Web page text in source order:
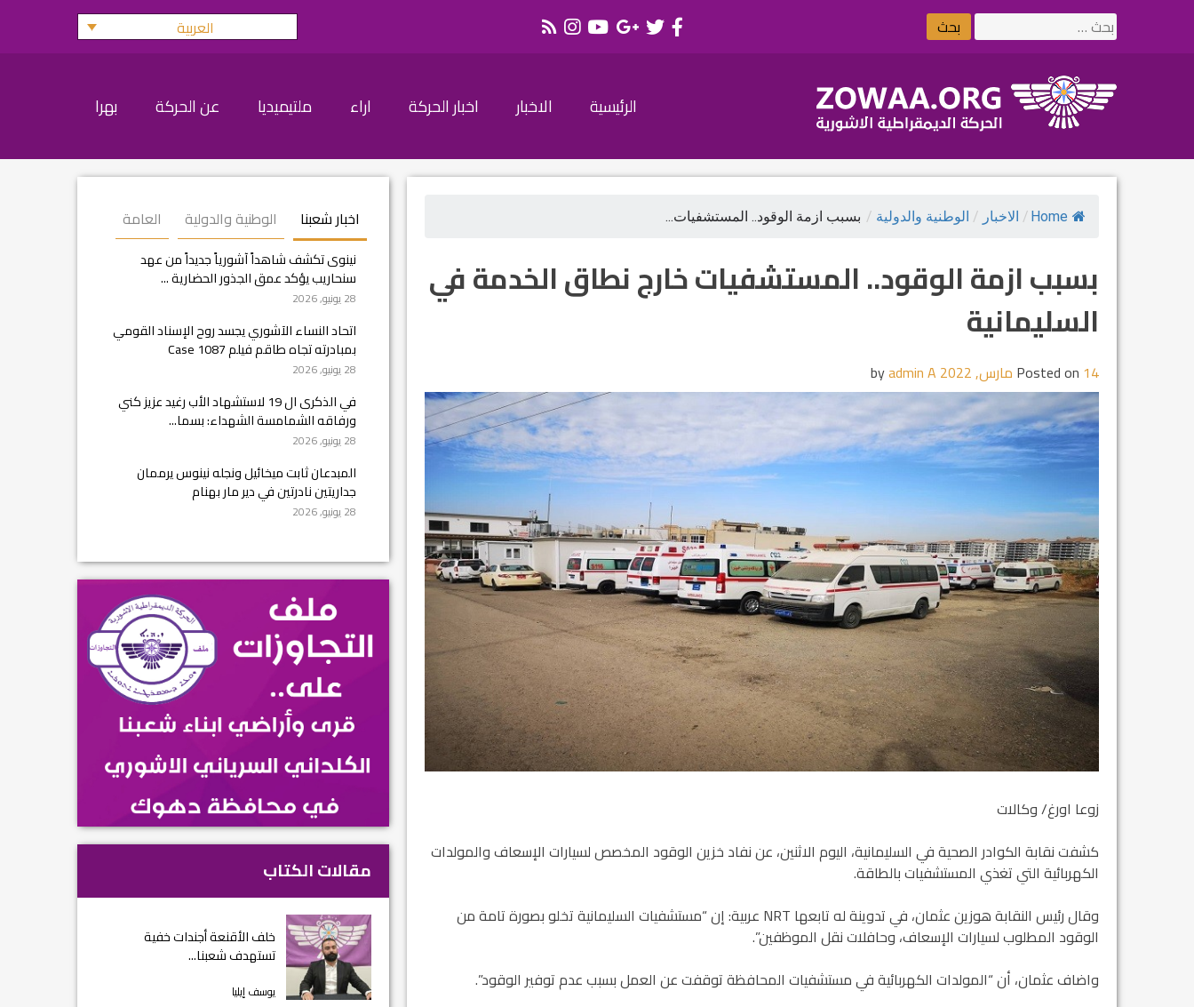
البحث
عن:
العربية
الرئيسية الاخبار اخبار الحركة اراء ملتيميديا عن الحركة بهرا
Home
/ الاخبار / الوطنية والدولية / بسبب ازمة الوقود.. المستشفيات...
بسبب ازمة الوقود.. المستشفيات خارج نطاق الخدمة في
السليمانية
Posted on 14 مارس, 2022 admin A
زوعا اورغ/ وكالات
كشفت نقابة الكوادر الصحية في السليمانية، اليوم الاثنين، عن نفاد خزين الوقود المخصص لسيارات الإسعاف والمولدات
الكهربائية التي تغذي المستشفيات بالطاقة.
وقال رئيس النقابة هوزين عثمان، في تدوينة له تابعها NRT عربية: إن “مستشفيات السليمانية تخلو بصورة تامة من
الوقود المطلوب لسيارات الإسعاف، وحافلات نقل الموظفين”.
واضاف عثمان، أن “المولدات الكهربائية في مستشفيات المحافظة توقفت عن العمل بسبب عدم توفير الوقود”.
اخبار شعبنا الوطنية والدولية العامة
نينوى تكشف شاهداً آشورياً جديداً من عهد
سنحاريب يؤكد عمق الجذور الحضارية ...
28 يونيو, 2026
اتحاد النساء الآشوري يجسد روح الإسناد القومي
بمبادرته تجاه طاقم فيلم Case 1087
28 يونيو, 2026
في الذكرى ال 19 لاستشهاد الأب رغيد عزيز كني
ورفاقه الشمامسة الشهداء: بسما...
28 يونيو, 2026
المبدعان ثابت ميخائيل ونجله نينوس يرممان
جداريتين نادرتين في دير مار بهنام
28 يونيو, 2026
مقالات الكتاب
خلف الأقنعة أجندات خفية
تستهدف شعبنا...
يوسف إيليا